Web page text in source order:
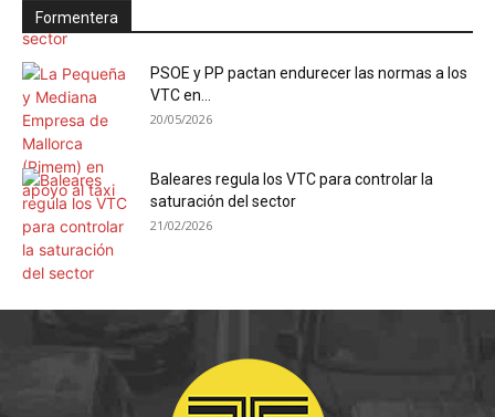
Formentera
PSOE y PP pactan endurecer las normas a los
VTC en...
20/05/2026
Baleares regula los VTC para controlar la
saturación del sector
21/02/2026